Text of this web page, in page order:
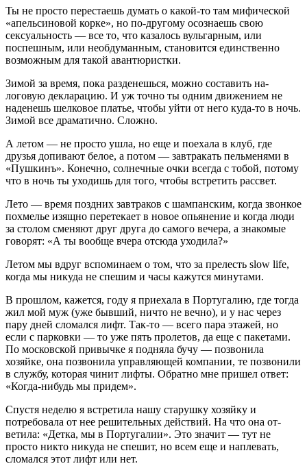
Ты не просто перестаешь думать о какой-то там мифи­ческой
«апельсиновой корке», но по-другому осознаешь свою
сексуальность — все то, что казалось вульгарным, или
поспешным, или необдуманным, становится един­ственно
возможным для такой авантюристки.
Зимой за время, пока разденешься, можно составить на­
логовую декларацию. И уж точно ты одним движением не
наденешь шелковое платье, чтобы уйти от него куда-то в ночь.
Зимой все драматично. Сложно.
А летом — не просто ушла, но еще и поехала в клуб, где
друзья допивают белое, а потом — завтракать пельменя­ми в
«Пушкинъ». Конечно, солнечные очки всегда с то­бой, потому
что в ночь ты уходишь для того, чтобы встре­тить рассвет.
Лето — время поздних завтраков с шампанским, когда звонкое
похмелье изящно перетекает в новое опьянение и когда люди
за столом сменяют друг друга до самого вечера, а знакомые
говорят: «А ты вообще вчера отсюда уходила?»
Летом мы вдруг вспоминаем о том, что за прелесть slow life,
когда мы никуда не спешим и часы кажутся минутами.
В прошлом, кажется, году я приехала в Португалию, где тогда
жил мой муж (уже бывший, ничто не вечно), и у нас через
пару дней сломался лифт. Так-то — всего пара эта­жей, но
если с парковки — то уже пять пролетов, да еще с пакетами.
По московской привычке я подняла бучу — по­звонила
хозяйке, она позвонила управляющей компании, те позвонили
в службу, которая чинит лифты. Обратно мне пришел ответ:
«Когда-нибудь мы придем».
Спустя неделю я встретила нашу старушку хозяйку и
потребовала от нее решительных действий. На что она от­
ветила: «Детка, мы в Португалии». Это значит — тут не
просто никто никуда не спешит, но всем еще и наплевать,
сломался этот лифт или нет.